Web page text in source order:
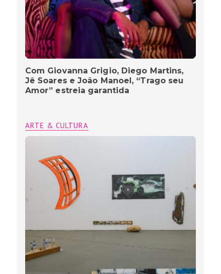
Com Giovanna Grigio, Diego Martins,
Jê Soares e João Manoel, “Trago seu
Amor” estreia garantida
ARTE & CULTURA